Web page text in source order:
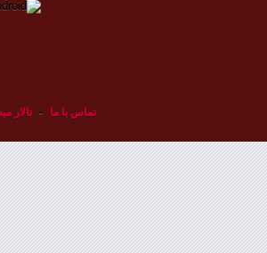
تماس با ما - تالار